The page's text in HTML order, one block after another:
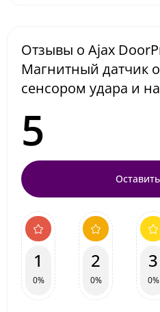
Отзывы о Ajax
Магнитный датчик
сенсором удара и
5
1
0%
2
0%
3
0%